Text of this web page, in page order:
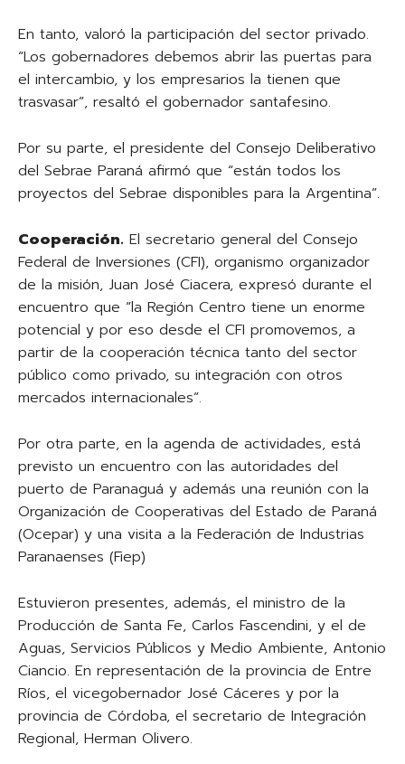
En tanto, valoró la participación del sector privado.
“Los gobernadores debemos abrir las puertas para
el intercambio, y los empresarios la tienen que
trasvasar”, resaltó el gobernador santafesino.
Por su parte, el presidente del Consejo Deliberativo
del Sebrae Paraná afirmó que “están todos los
proyectos del Sebrae disponibles para la Argentina”.
Cooperación. El secretario general del Consejo
Federal de Inversiones (CFI), organismo organizador
de la misión, Juan José Ciacera, expresó durante el
encuentro que “la Región Centro tiene un enorme
potencial y por eso desde el CFI promovemos, a
partir de la cooperación técnica tanto del sector
público como privado, su integración con otros
mercados internacionales”.
Por otra parte, en la agenda de actividades, está
previsto un encuentro con las autoridades del
puerto de Paranaguá y además una reunión con la
Organización de Cooperativas del Estado de Paraná
(Ocepar) y una visita a la Federación de Industrias
Paranaenses (Fiep)
Estuvieron presentes, además, el ministro de la
Producción de Santa Fe, Carlos Fascendini, y el de
Aguas, Servicios Públicos y Medio Ambiente, Antonio
Ciancio. En representación de la provincia de Entre
Ríos, el vicegobernador José Cáceres y por la
provincia de Córdoba, el secretario de Integración
Regional, Herman Olivero.